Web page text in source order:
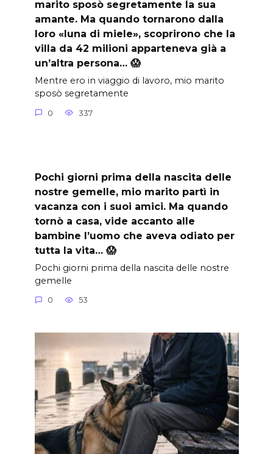
marito sposò segretamente la sua
amante. Ma quando tornarono dalla
loro «luna di miele», scoprirono che la
villa da 42 milioni apparteneva già a
un’altra persona… 😱
Mentre ero in viaggio di lavoro, mio marito
sposò segretamente
0 337
Pochi giorni prima della nascita delle
nostre gemelle, mio marito partì in
vacanza con i suoi amici. Ma quando
tornò a casa, vide accanto alle
bambine l’uomo che aveva odiato per
tutta la vita… 😱
Pochi giorni prima della nascita delle nostre
gemelle
0 53